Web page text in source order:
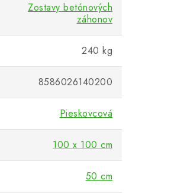
Zostavy betónových
záhonov
240 kg
8586026140200
Pieskovcová
100 x 100 cm
50 cm